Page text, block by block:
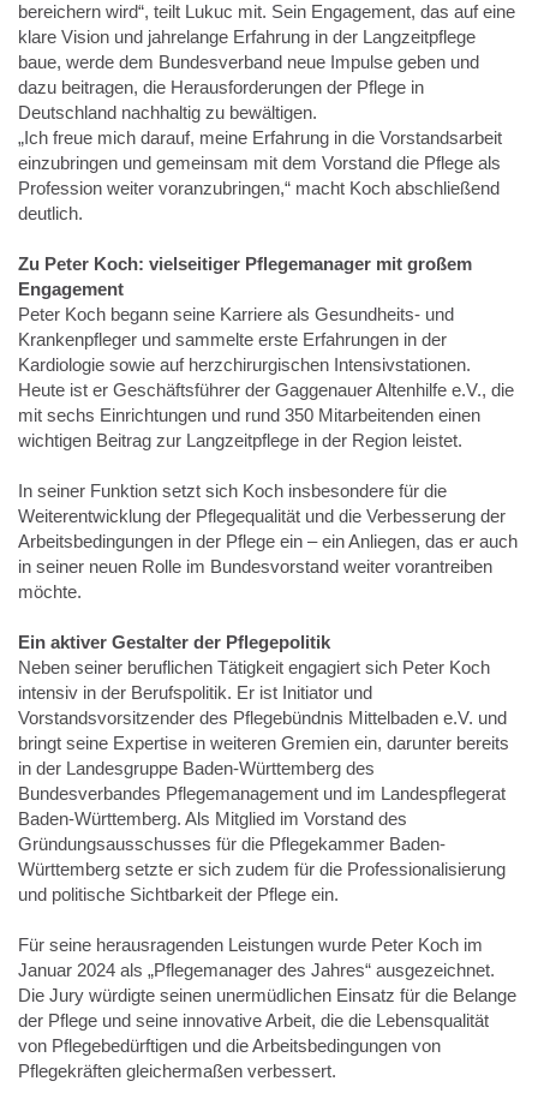
bereichern wird“, teilt Lukuc mit. Sein Engagement, das auf eine
klare Vision und jahrelange Erfahrung in der Langzeitpflege
baue, werde dem Bundesverband neue Impulse geben und
dazu beitragen, die Herausforderungen der Pflege in
Deutschland nachhaltig zu bewältigen.
„Ich freue mich darauf, meine Erfahrung in die Vorstandsarbeit
einzubringen und gemeinsam mit dem Vorstand die Pflege als
Profession weiter voranzubringen,“ macht Koch abschließend
deutlich.
Zu Peter Koch: vielseitiger Pflegemanager mit großem
Engagement
Peter Koch begann seine Karriere als Gesundheits- und
Krankenpfleger und sammelte erste Erfahrungen in der
Kardiologie sowie auf herzchirurgischen Intensivstationen.
Heute ist er Geschäftsführer der Gaggenauer Altenhilfe e.V., die
mit sechs Einrichtungen und rund 350 Mitarbeitenden einen
wichtigen Beitrag zur Langzeitpflege in der Region leistet.
In seiner Funktion setzt sich Koch insbesondere für die
Weiterentwicklung der Pflegequalität und die Verbesserung der
Arbeitsbedingungen in der Pflege ein – ein Anliegen, das er auch
in seiner neuen Rolle im Bundesvorstand weiter vorantreiben
möchte.
Ein aktiver Gestalter der Pflegepolitik
Neben seiner beruflichen Tätigkeit engagiert sich Peter Koch
intensiv in der Berufspolitik. Er ist Initiator und
Vorstandsvorsitzender des Pflegebündnis Mittelbaden e.V. und
bringt seine Expertise in weiteren Gremien ein, darunter bereits
in der Landesgruppe Baden-Württemberg des
Bundesverbandes Pflegemanagement und im Landespflegerat
Baden-Württemberg. Als Mitglied im Vorstand des
Gründungsausschusses für die Pflegekammer Baden-
Württemberg setzte er sich zudem für die Professionalisierung
und politische Sichtbarkeit der Pflege ein.
Für seine herausragenden Leistungen wurde Peter Koch im
Januar 2024 als „Pflegemanager des Jahres“ ausgezeichnet.
Die Jury würdigte seinen unermüdlichen Einsatz für die Belange
der Pflege und seine innovative Arbeit, die die Lebensqualität
von Pflegebedürftigen und die Arbeitsbedingungen von
Pflegekräften gleichermaßen verbessert.